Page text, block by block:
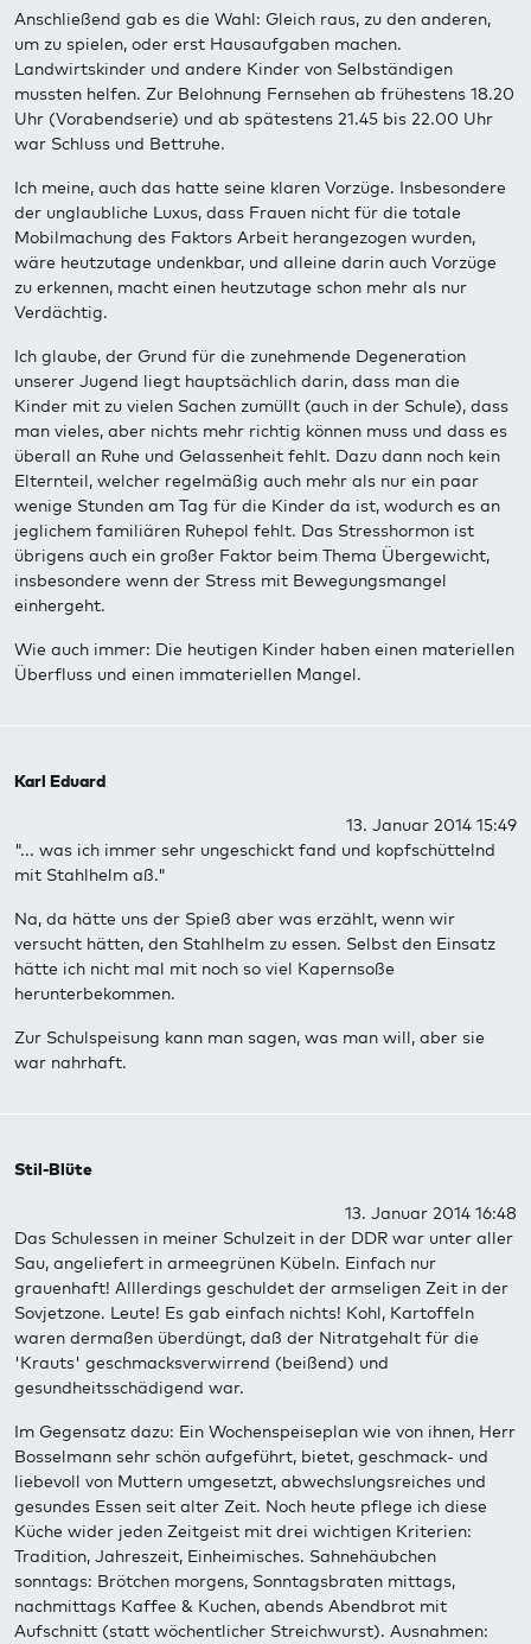
Anschließend gab es die Wahl: Gleich raus, zu den anderen,
um zu spielen, oder erst Hausaufgaben machen.
Landwirtskinder und andere Kinder von Selbständigen
mussten helfen. Zur Belohnung Fernsehen ab frühestens 18.20
Uhr (Vorabendserie) und ab spätestens 21.45 bis 22.00 Uhr
war Schluss und Bettruhe.
Ich meine, auch das hatte seine klaren Vorzüge. Insbesondere
der unglaubliche Luxus, dass Frauen nicht für die totale
Mobilmachung des Faktors Arbeit herangezogen wurden,
wäre heutzutage undenkbar, und alleine darin auch Vorzüge
zu erkennen, macht einen heutzutage schon mehr als nur
Verdächtig.
Ich glaube, der Grund für die zunehmende Degeneration
unserer Jugend liegt hauptsächlich darin, dass man die
Kinder mit zu vielen Sachen zumüllt (auch in der Schule), dass
man vieles, aber nichts mehr richtig können muss und dass es
überall an Ruhe und Gelassenheit fehlt. Dazu dann noch kein
Elternteil, welcher regelmäßig auch mehr als nur ein paar
wenige Stunden am Tag für die Kinder da ist, wodurch es an
jeglichem familiären Ruhepol fehlt. Das Stresshormon ist
übrigens auch ein großer Faktor beim Thema Übergewicht,
insbesondere wenn der Stress mit Bewegungsmangel
einhergeht.
Wie auch immer: Die heutigen Kinder haben einen materiellen
Überfluss und einen immateriellen Mangel.
Karl Eduard
13. Januar 2014 15:49
"... was ich immer sehr ungeschickt fand und kopfschüttelnd
mit Stahlhelm aß."
Na, da hätte uns der Spieß aber was erzählt, wenn wir
versucht hätten, den Stahlhelm zu essen. Selbst den Einsatz
hätte ich nicht mal mit noch so viel Kapernsoße
herunterbekommen.
Zur Schulspeisung kann man sagen, was man will, aber sie
war nahrhaft.
Stil-Blüte
13. Januar 2014 16:48
Das Schulessen in meiner Schulzeit in der DDR war unter aller
Sau, angeliefert in armeegrünen Kübeln. Einfach nur
grauenhaft! Alllerdings geschuldet der armseligen Zeit in der
Sovjetzone. Leute! Es gab einfach nichts! Kohl, Kartoffeln
waren dermaßen überdüngt, daß der Nitratgehalt für die
'Krauts' geschmacksverwirrend (beißend) und
gesundheitsschädigend war.
Im Gegensatz dazu: Ein Wochenspeiseplan wie von ihnen, Herr
Bosselmann sehr schön aufgeführt, bietet, geschmack- und
liebevoll von Muttern umgesetzt, abwechslungsreiches und
gesundes Essen seit alter Zeit. Noch heute pflege ich diese
Küche wider jeden Zeitgeist mit drei wichtigen Kriterien:
Tradition, Jahreszeit, Einheimisches. Sahnehäubchen
sonntags: Brötchen morgens, Sonntagsbraten mittags,
nachmittags Kaffee & Kuchen, abends Abendbrot mit
Aufschnitt (statt wöchentlicher Streichwurst). Ausnahmen: